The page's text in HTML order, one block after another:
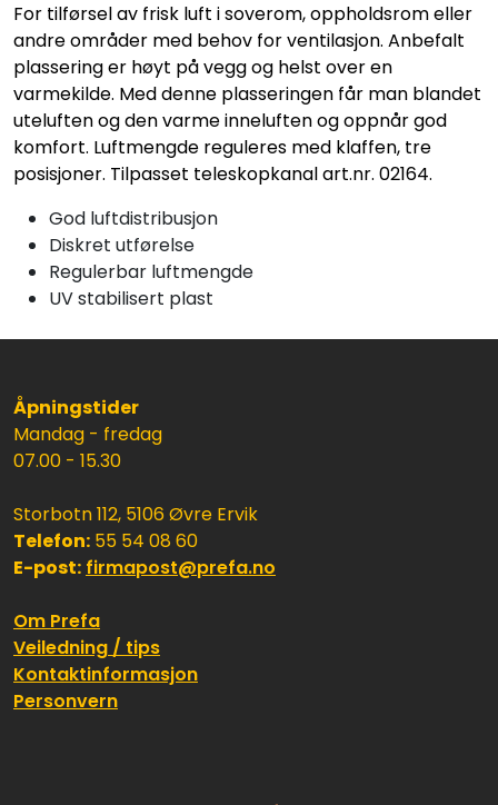
For tilførsel av frisk luft i soverom, oppholdsrom eller
andre områder med behov for ventilasjon. Anbefalt
plassering er høyt på vegg og helst over en
varmekilde. Med denne plasseringen får man blandet
uteluften og den varme inneluften og oppnår god
komfort. Luftmengde reguleres med klaffen, tre
posisjoner. Tilpasset teleskopkanal art.nr. 02164.
God luftdistribusjon
Diskret utførelse
Regulerbar luftmengde
UV stabilisert plast
Åpningstider
Mandag - fredag
07.00 - 15.30
Storbotn 112, 5106 Øvre Ervik
Telefon: 55 54 08 60
E-post: firmapost@prefa.no
Om Prefa
Veiledning / tips
Kontaktinformasjon
Personvern